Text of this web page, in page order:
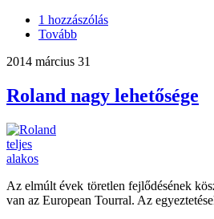
1 hozzászólás
Tovább
2014 március 31
Roland nagy lehetősége
Az elmúlt évek töretlen fejlődésének
van az European Tourral. Az